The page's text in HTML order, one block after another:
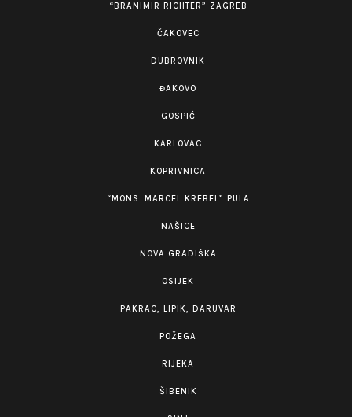
“BRANIMIR RICHTER” ZAGREB
ČAKOVEC
DUBROVNIK
ĐAKOVO
GOSPIĆ
KARLOVAC
KOPRIVNICA
“MONS. MARCEL KREBEL” PULA
NAŠICE
NOVA GRADIŠKA
OSIJEK
PAKRAC, LIPIK, DARUVAR
POŽEGA
RIJEKA
ŠIBENIK